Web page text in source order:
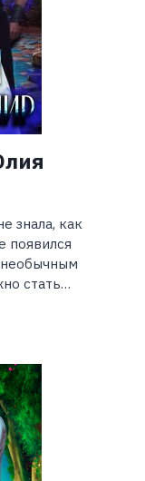
знала, как
появился
стать…